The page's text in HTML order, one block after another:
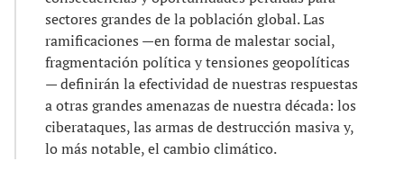
sectores grandes de la población global. Las
ramificaciones —en forma de malestar social,
fragmentación política y tensiones geopolíticas
— definirán la efectividad de nuestras respuestas
a otras grandes amenazas de nuestra década: los
ciberataques, las armas de destrucción masiva y,
lo más notable, el cambio climático.